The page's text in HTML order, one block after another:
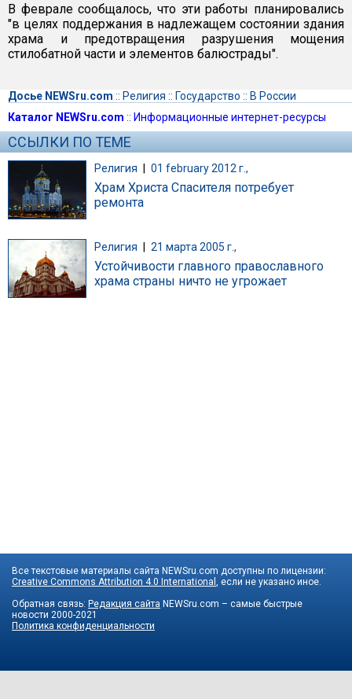
В феврале сообщалось, что эти работы планировались
"в целях поддержания в надлежащем состоянии здания
храма и предотвращения разрушения мощения
стилобатной части и элементов балюстрады".
Досье NEWSru.com :: Религия :: Государство :: В России
Каталог NEWSru.com :: Информационные интернет-ресурсы
ССЫЛКИ ПО ТЕМЕ
Религия | 01 february 2012 г.,
Храм Христа Спасителя потребует
ремонта
Религия 21 марта 2005 г.,
Устойчивости главного православного
храма страны ничто не угрожает
Все текстовые материалы сайта NEWSru.com доступны по лицензии:
Creative Commons Attribution 4.0 International , если не указано иное.
Обратная связь: Редакция сайта NEWSru.com – самые быстрые
новости 2000-2021
Политика конфиденциальности